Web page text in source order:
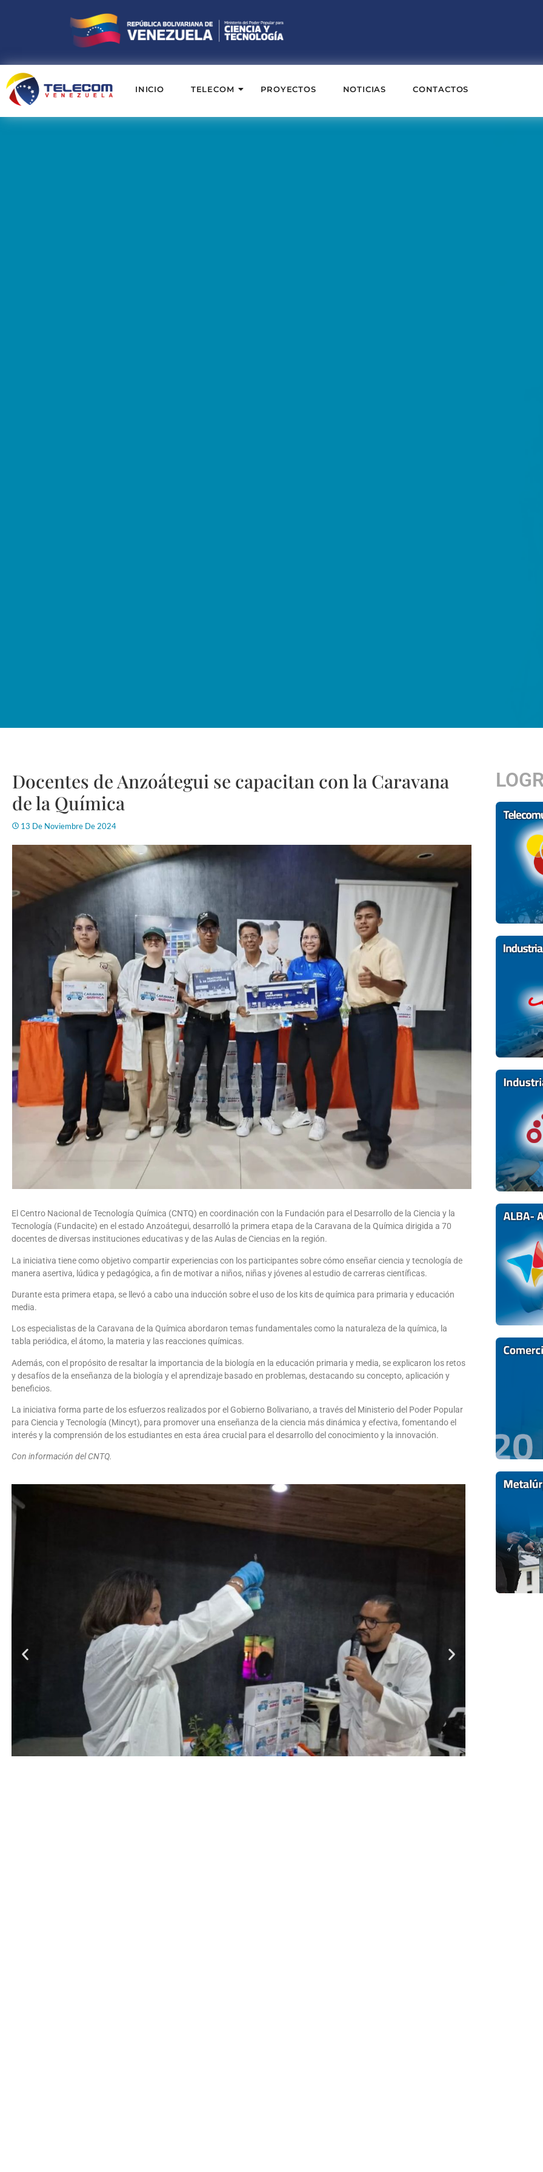
INICIO TELECOM PROYECTOS NOTICIAS CONTACTOS
Docentes de Anzoátegui se capacitan con la Caravana
de la Química
13 De Noviembre De 2024
El Centro Nacional de Tecnología Química (CNTQ) en coordinación con la Fundación para el Desarrollo de la Ciencia y la
Tecnología (Fundacite) en el estado Anzoátegui, desarrolló la primera etapa de la Caravana de la Química dirigida a 70
docentes de diversas instituciones educativas y de las Aulas de Ciencias en la región.
La iniciativa tiene como objetivo compartir experiencias con los participantes sobre cómo enseñar ciencia y tecnología de
manera asertiva, lúdica y pedagógica, a fin de motivar a niños, niñas y jóvenes al estudio de carreras científicas.
Durante esta primera etapa, se llevó a cabo una inducción sobre el uso de los kits de química para primaria y educación
media.
Los especialistas de la Caravana de la Química abordaron temas fundamentales como la naturaleza de la química, la
tabla periódica, el átomo, la materia y las reacciones químicas.
Además, con el propósito de resaltar la importancia de la biología en la educación primaria y media, se explicaron los retos
y desafíos de la enseñanza de la biología y el aprendizaje basado en problemas, destacando su concepto, aplicación y
beneficios.
La iniciativa forma parte de los esfuerzos realizados por el Gobierno Bolivariano, a través del Ministerio del Poder Popular
para Ciencia y Tecnología (Mincyt), para promover una enseñanza de la ciencia más dinámica y efectiva, fomentando el
interés y la comprensión de los estudiantes en esta área crucial para el desarrollo del conocimiento y la innovación.
Con información del CNTQ.